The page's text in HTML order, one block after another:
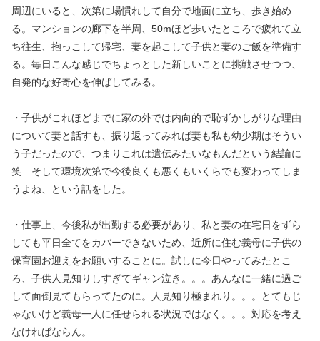
周辺にいると、次第に場慣れして自分で地面に立ち、歩き始め
る。マンションの廊下を半周、50mほど歩いたところで疲れて立
ち往生、抱っこして帰宅、妻を起こして子供と妻のご飯を準備す
る。毎日こんな感じでちょっとした新しいことに挑戦させつつ、
自発的な好奇心を伸ばしてみる。
・子供がこれほどまでに家の外では内向的で恥ずかしがりな理由
について妻と話すも、振り返ってみれば妻も私も幼少期はそうい
う子だったので、つまりこれは遺伝みたいなもんだという結論に
笑 そして環境次第で今後良くも悪くもいくらでも変わってしま
うよね、という話をした。
・仕事上、今後私が出勤する必要があり、私と妻の在宅日をずら
しても平日全てをカバーできないため、近所に住む義母に子供の
保育園お迎えをお願いすることに。試しに今日やってみたとこ
ろ、子供人見知りしすぎてギャン泣き。。。あんなに一緒に過ご
して面倒見てもらってたのに。人見知り極まれり。。。とてもじ
ゃないけど義母一人に任せられる状況ではなく。。。対応を考え
なければならん。